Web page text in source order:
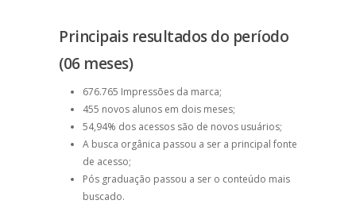
Principais resultados do período
(06 meses)
676.765 Impressões da marca;
455 novos alunos em dois meses;
54,94% dos acessos são de novos usuários;
A busca orgânica passou a ser a principal fonte
de acesso;
Pós graduação passou a ser o conteúdo mais
buscado.